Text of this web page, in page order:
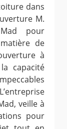
dans
M.
pour
de
à
capacité
veille à
pour